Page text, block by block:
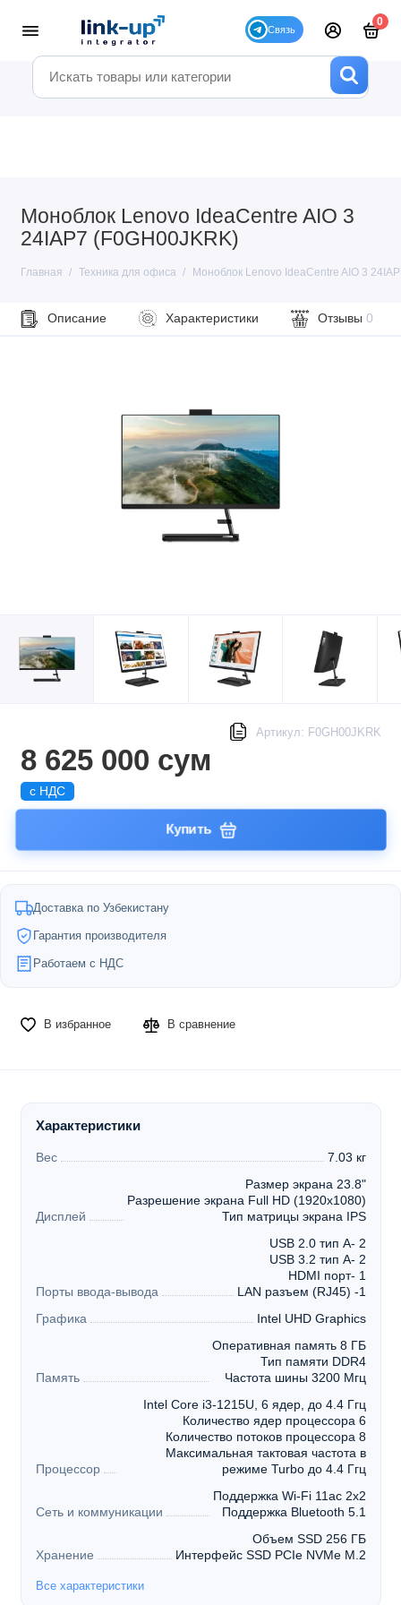
0
Моноблок Lenovo IdeaCentre AIO 3
24IAP7 (F0GH00JKRK)
Главная Техника для офиса Моноблок Lenovo IdeaCentre AIO 3
Описание Характеристики Отзывы 0
Артикул: F0GH00JKRK
8 625 000 сум
с НДС
Купить
Доставка по Узбекистану
Гарантия производителя
Работаем с НДС
В избранное В сравнение
Характеристики
Вес 7.03 кг
Дисплей
Размер экрана 23.8"
Разрешение экрана Full HD (1920x1080)
Тип матрицы экрана IPS
Порты ввода-вывода
USB 2.0 тип A- 2
USB 3.2 тип A- 2
HDMI порт- 1
LAN разъем (RJ45) -1
Графика
Intel UHD Graphics
Память
Оперативная память 8 ГБ
Тип памяти DDR4
Частота шины 3200 Мгц
Процессор
Intel Core i3-1215U, 6 ядер, до 4.4 Ггц
Количество ядер процессора 6
Количество потоков процессора 8
Максимальная тактовая частота в
режиме Turbo до 4.4 Ггц
Сеть и коммуникации
Поддержка Wi-Fi 11ac 2x2
Поддержка Bluetooth 5.1
Хранение
Объем SSD 256 ГБ
Интерфейс SSD PCIe NVMe M.2
Все характеристики